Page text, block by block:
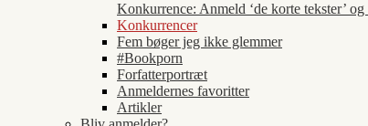
Konkurrence: Anmeld ‘de korte tekster’
Konkurrencer
Fem bøger jeg ikke glemmer
#Bookporn
Forfatterportræt
Anmeldernes favoritter
Artikler